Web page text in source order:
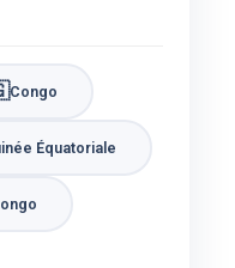
Congo
Équatoriale